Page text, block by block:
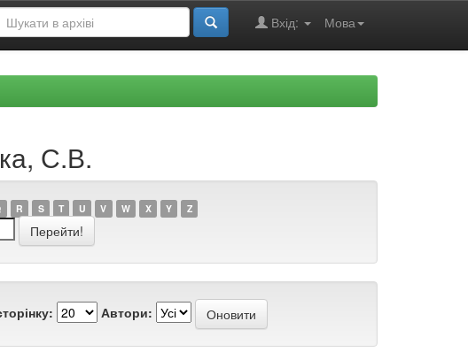
Мова
Вхід:
С.В.
R S T U V W X Y Z
Автори: